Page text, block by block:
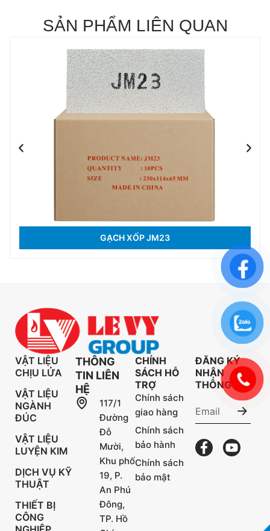
SẢN PHẨM LIÊN QUAN
GẠCH XỐP JM23
VẬT LIỆU
CHỊU LỬA
VẬT LIỆU
NGÀNH
ĐÚC
VẬT LIỆU
LUYỆN KIM
DỊCH VỤ KỸ
THUẬT
THIẾT BỊ
CÔNG
THÔNG
TIN LIÊN
HỆ
117/1
Đường
Đỗ
Mười,
Khu phố
19, P.
An Phú
Đông,
TP. Hồ
CHÍNH
SÁCH HỖ
TRỢ
Chính sách
giao hàng
Chính sách
bảo hành
Chính sách
bảo mật
ĐĂNG KÝ
NHẬN
THÔNG TIN